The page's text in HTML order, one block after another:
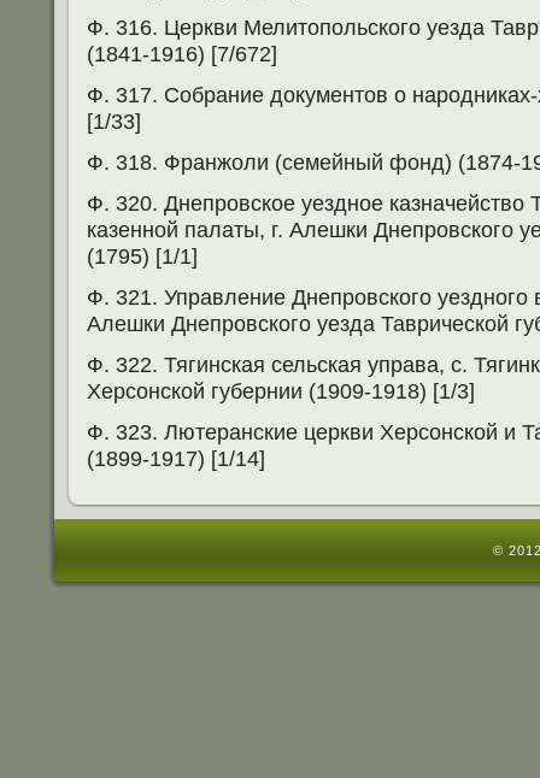
Ф. 316. Церкви Мелитопольского уезда
(1841-1916) [7/672]
Ф. 317. Собрание документов о
[1/33]
Ф. 318. Франжоли (семейный фонд) (1874-
Ф. 320. Днепровское уездное казначейство
казенной палаты, г. Алешки Днепровского
(1795) [1/1]
Ф. 321. Управление Днепровского уездного
Алешки Днепровского уезда Таврической
Ф. 322. Тягинская сельская управа, с.
Херсонской губернии (1909-1918) [1/3]
Ф. 323. Лютеранские церкви Херсонской и
(1899-1917) [1/14]
©